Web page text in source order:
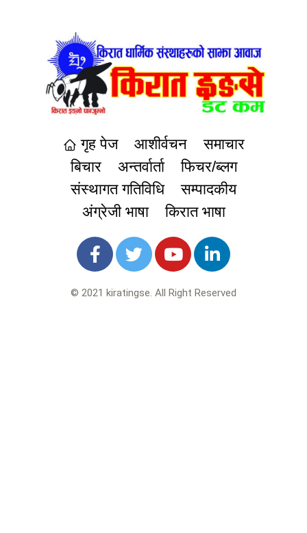
गृह पेज आशीर्वचन
समाचार
बिचार
अन्तर्वार्ता
फिचर/ब्लग
संस्थागत गतिविधि
सम्पादकीय
अंग्रेजी भाषा
किरात भाषा
© 2021 kiratingse. All Right Reserved